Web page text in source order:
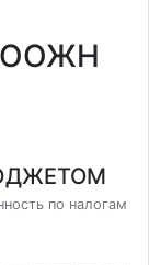
по налогам